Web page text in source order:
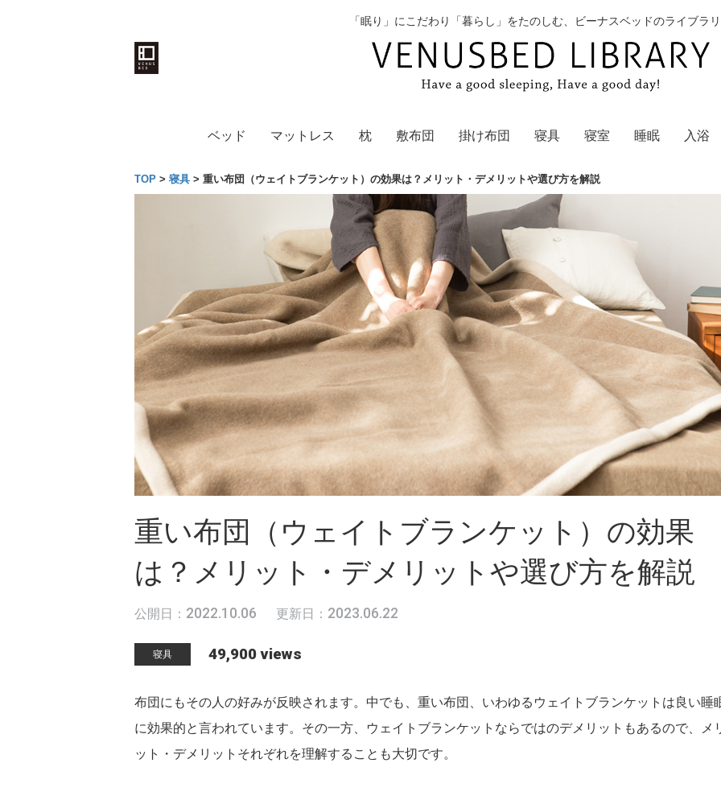
「眠り」にこだわり「暮らし」をたのしむ、ビーナスベッドのライブラ
ベッド マットレス 枕 敷布団 掛け布団 寝具 寝室 睡眠 入浴
TOP > 寝具 > 重い布団（ウェイトブランケット）の効果は？メリット・デメリットや選び方を解説
重い布団（ウェイトブランケット）の効果
は？メリット・デメリットや選び方を解説
公開日： 2022.10.06 更新日： 2023.06.22
寝具 49,900 views
布団にもその人の好みが反映されます。中でも、重い布団、いわゆるウェイトブランケットは良い睡
に効果的と言われています。その一方、ウェイトブランケットならではのデメリットもあるので、メ
ット・デメリットそれぞれを理解することも大切です。